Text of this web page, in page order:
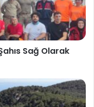
Sağ Olarak